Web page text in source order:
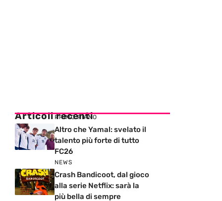
Articoli recenti
PRIMO PIANO
Altro che Yamal: svelato il
talento più forte di tutto
FC26
NEWS
Crash Bandicoot, dal gioco
alla serie Netflix: sarà la
più bella di sempre